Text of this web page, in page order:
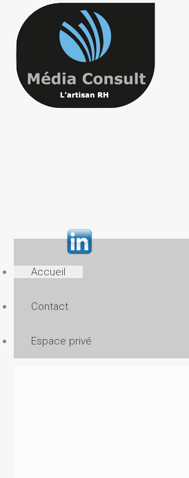
Accueil
Contact
Espace privé